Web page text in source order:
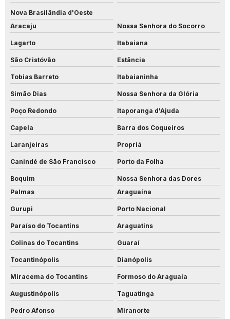
Nova Brasilândia d'Oeste
Aracaju
Nossa Senhora do Socorro
Lagarto Itabaiana
São Cristóvão Estância
Tobias Barreto Itabaianinha
Simão Dias Nossa Senhora da Glória
Poço Redondo Itaporanga d'Ajuda
Capela Barra dos Coqueiros
Laranjeiras Propriá
Canindé de São Francisco Porto da Folha
Boquim
Nossa Senhora das Dores
Palmas
Araguaína
Gurupi Porto Nacional
Paraíso do Tocantins Araguatins
Colinas do Tocantins Guaraí
Tocantinópolis Dianópolis
Miracema do Tocantins Formoso do Araguaia
Augustinópolis Taguatinga
Pedro Afonso Miranorte